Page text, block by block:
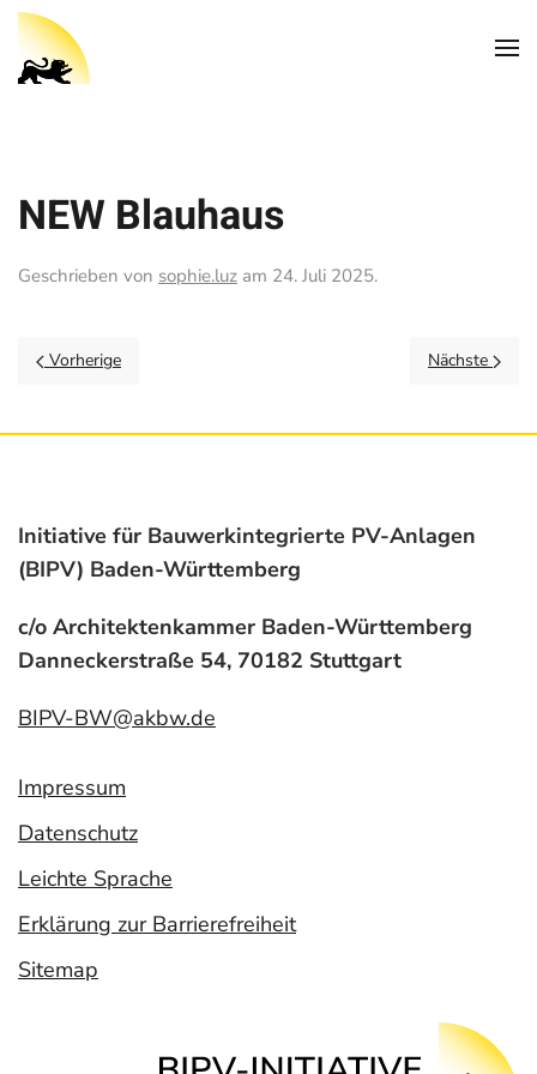
NEW Blauhaus
Geschrieben von sophie.luz am 24. Juli 2025.
Vorherige Nächste
Initiative für Bauwerkintegrierte PV-Anlagen
(BIPV) Baden-Württemberg
c/o Architektenkammer Baden-Württemberg
Danneckerstraße 54, 70182 Stuttgart
BIPV-BW@akbw.de
Impressum
Datenschutz
Leichte Sprache
Erklärung zur Barrierefreiheit
Sitemap